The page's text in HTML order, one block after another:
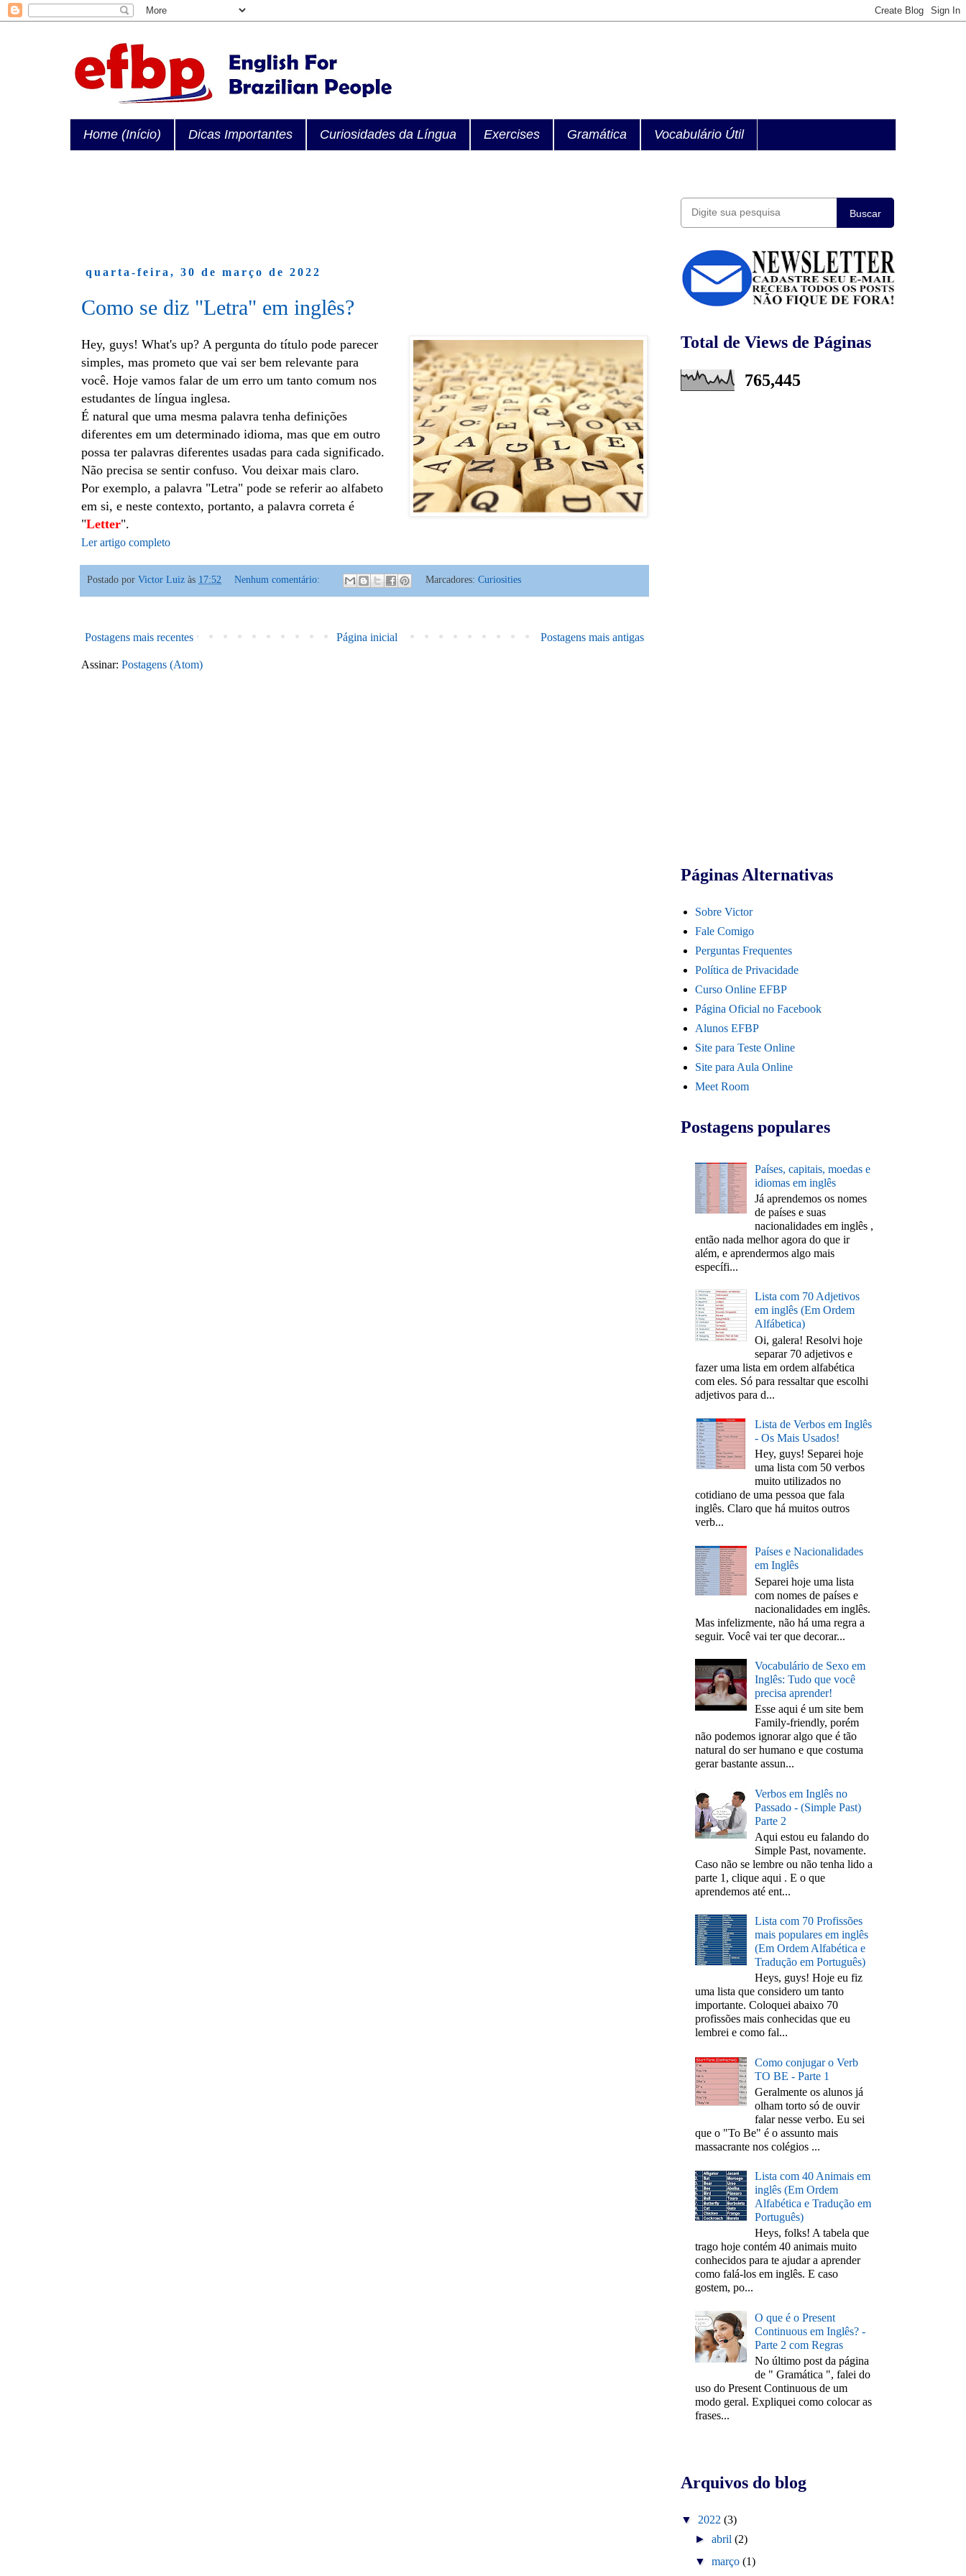
Home (Início) Dicas Importantes Curiosidades da Língua Exercises Gramática Vocabulário Útil
quarta-feira, 30 de março de 2022
Como se diz "Letra" em inglês?
Hey, guys! What's up? A pergunta do título pode parecer
simples, mas prometo que vai ser bem relevante para
você. Hoje vamos falar de um erro um tanto comum nos
estudantes de língua inglesa.
É natural que uma mesma palavra tenha definições
diferentes em um determinado idioma, mas que em outro
possa ter palavras diferentes usadas para cada significado.
Não precisa se sentir confuso. Vou deixar mais claro.
Por exemplo, a palavra "Letra" pode se referir ao alfabeto
em si, e neste contexto, portanto, a palavra correta é
"Letter".
Ler artigo completo
Postado por Victor Luiz às 17:52 Nenhum comentário: Marcadores: Curiosities
Postagens mais recentes Postagens mais antigas
Página inicial
Assinar: Postagens (Atom)
Buscar
Total de Views de Páginas
765,445
Páginas Alternativas
Sobre Victor
Fale Comigo
Perguntas Frequentes
Política de Privacidade
Curso Online EFBP
Página Oficial no Facebook
Alunos EFBP
Site para Teste Online
Site para Aula Online
Meet Room
Postagens populares
Países, capitais, moedas e
idiomas em inglês
Já aprendemos os nomes
de países e suas
nacionalidades em inglês ,
então nada melhor agora do que ir
além, e aprendermos algo mais
específi...
Lista com 70 Adjetivos
em inglês (Em Ordem
Alfábetica)
Oi, galera! Resolvi hoje
separar 70 adjetivos e
fazer uma lista em ordem alfabética
com eles. Só para ressaltar que escolhi
adjetivos para d...
Lista de Verbos em Inglês
- Os Mais Usados!
Hey, guys! Separei hoje
uma lista com 50 verbos
muito utilizados no
cotidiano de uma pessoa que fala
inglês. Claro que há muitos outros
verb...
Países e Nacionalidades
em Inglês
Separei hoje uma lista
com nomes de países e
nacionalidades em inglês.
Mas infelizmente, não há uma regra a
seguir. Você vai ter que decorar...
Vocabulário de Sexo em
Inglês: Tudo que você
precisa aprender!
Esse aqui é um site bem
Family-friendly, porém
não podemos ignorar algo que é tão
natural do ser humano e que costuma
gerar bastante assun...
Verbos em Inglês no
Passado - (Simple Past)
Parte 2
Aqui estou eu falando do
Simple Past, novamente.
Caso não se lembre ou não tenha lido a
parte 1, clique aqui . E o que
aprendemos até ent...
Lista com 70 Profissões
mais populares em inglês
(Em Ordem Alfabética e
Tradução em Português)
Heys, guys! Hoje eu fiz
uma lista que considero um tanto
importante. Coloquei abaixo 70
profissões mais conhecidas que eu
lembrei e como fal...
Como conjugar o Verb
TO BE - Parte 1
Geralmente os alunos já
olham torto só de ouvir
falar nesse verbo. Eu sei
que o "To Be" é o assunto mais
massacrante nos colégios ...
Lista com 40 Animais em
inglês (Em Ordem
Alfabética e Tradução em
Português)
Heys, folks! A tabela que
trago hoje contém 40 animais muito
conhecidos para te ajudar a aprender
como falá-los em inglês. E caso
gostem, po...
O que é o Present
Continuous em Inglês? -
Parte 2 com Regras
No último post da página
de " Gramática ", falei do
uso do Present Continuous de um
modo geral. Expliquei como colocar as
frases...
Arquivos do blog
▼ 2022 (3)
►abril(2)
▼março(1)